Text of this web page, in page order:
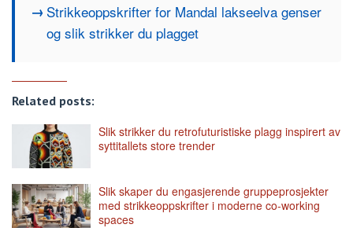
Strikkeoppskrifter for Mandal lakseelva genser
og slik strikker du plagget
Related posts:
Slik strikker du retrofuturistiske plagg inspirert av
syttitallets store trender
Slik skaper du engasjerende gruppeprosjekter
med strikkeoppskrifter i moderne co-working
spaces